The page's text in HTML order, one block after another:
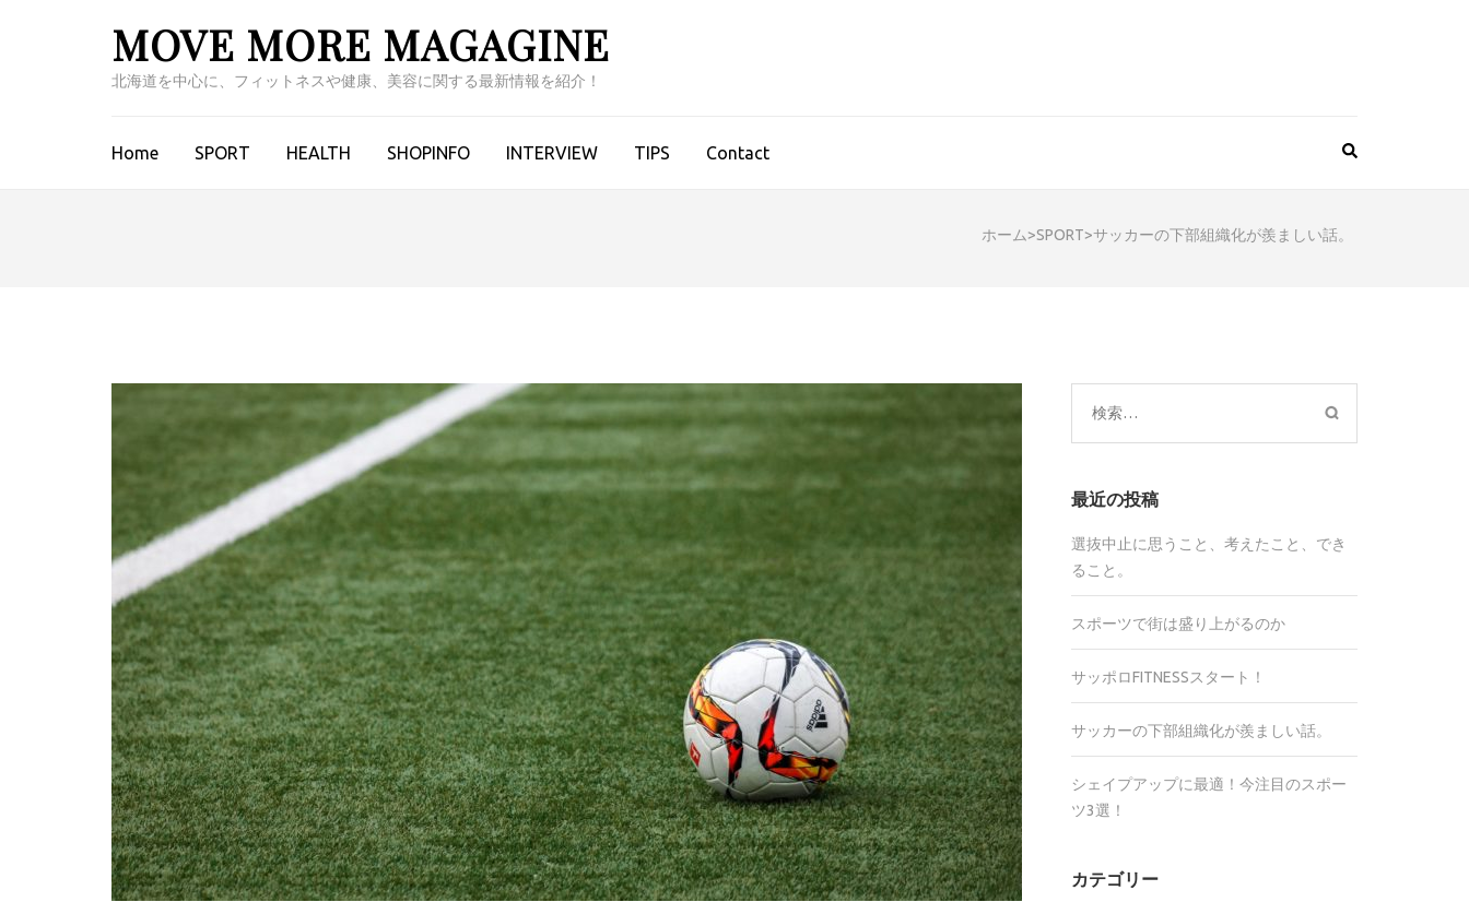
MOVE MORE MAGAGINE
北海道を中心に、フィットネスや健康、美容に関する最新情報を紹介！
Home SPORT HEALTH SHOPINFO INTERVIEW TIPS Contact
ホーム>SPORT>サッカーの下部組織化が羨ましい話。
検
索:
最近の投稿
選抜中止に思うこと、考えたこと、でき
ること。
スポーツで街は盛り上がるのか
サッポロFITNESSスタート！
サッカーの下部組織化が羨ましい話。
シェイプアップに最適！今注目のスポー
ツ3選！
カテゴリー